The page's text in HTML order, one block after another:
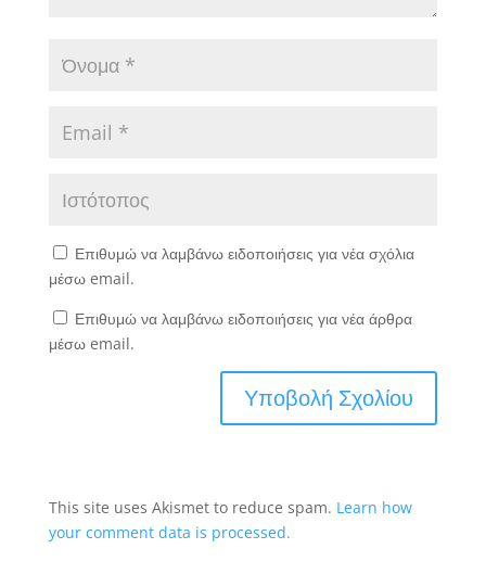
Επιθυμώ να λαμβάνω ειδοποιήσεις για νέα σχόλια
μέσω email.
Επιθυμώ να λαμβάνω ειδοποιήσεις για νέα άρθρα
μέσω email.
This site uses Akismet to reduce spam. Learn how
your comment data is processed.